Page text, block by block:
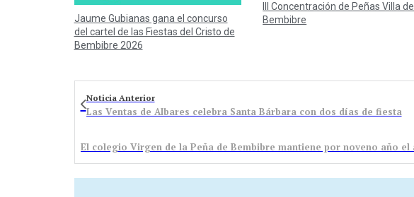
Jaume Gubianas gana el concurso
del cartel de las Fiestas del Cristo de
Bembibre 2026
III Concentración de Peñas Villa de
Bembibre
Noticia Anterior
Las Ventas de Albares celebra Santa Bárbara con dos días de fiesta